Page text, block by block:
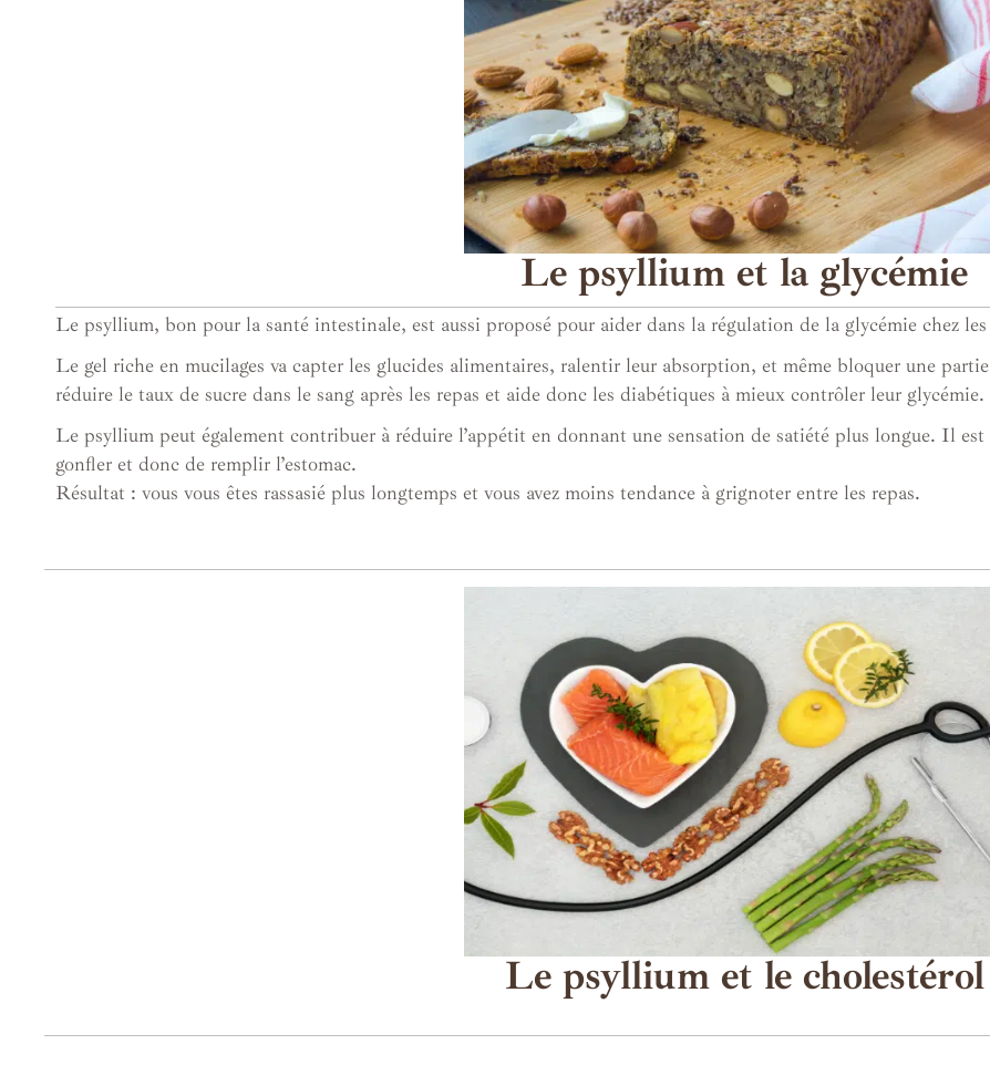
Le psyllium et la glycémie
Le psyllium, bon pour la santé intestinale, est aussi proposé pour aider dans la régulation de la glycémie chez
Le gel riche en mucilages va capter les glucides alimentaires, ralentir leur absorption, et même bloquer une
réduire le taux de sucre dans le sang après les repas et aide donc les diabétiques à mieux contrôler leur glycémie.
Le psyllium peut également contribuer à réduire l’appétit en donnant une sensation de satiété plus longue. Il
gonfler et donc de remplir l’estomac.
Résultat : vous vous êtes rassasié plus longtemps et vous avez moins tendance à grignoter entre les repas.
Le psyllium et le cholestérol